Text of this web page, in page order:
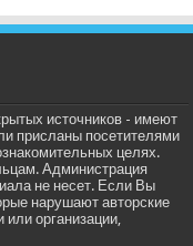
источников - имеют
присланы посетителями
целях.
Администрация
не несет. Если Вы
нарушают авторские
организации,